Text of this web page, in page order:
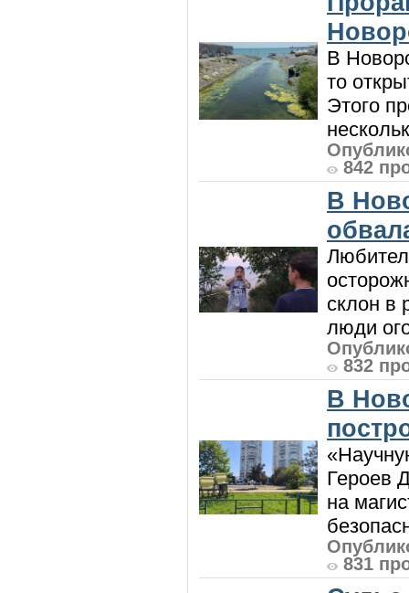
В
то
Этого
842
В
склон в
люди
832
В
Героев
на
831